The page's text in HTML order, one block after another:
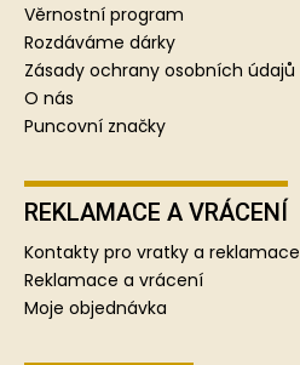
Věrnostní program
Rozdáváme dárky
Zásady ochrany osobních údajů
O nás
Puncovní značky
REKLAMACE A VRÁCENÍ
Kontakty pro vratky a reklamace
Reklamace a vrácení
Moje objednávka